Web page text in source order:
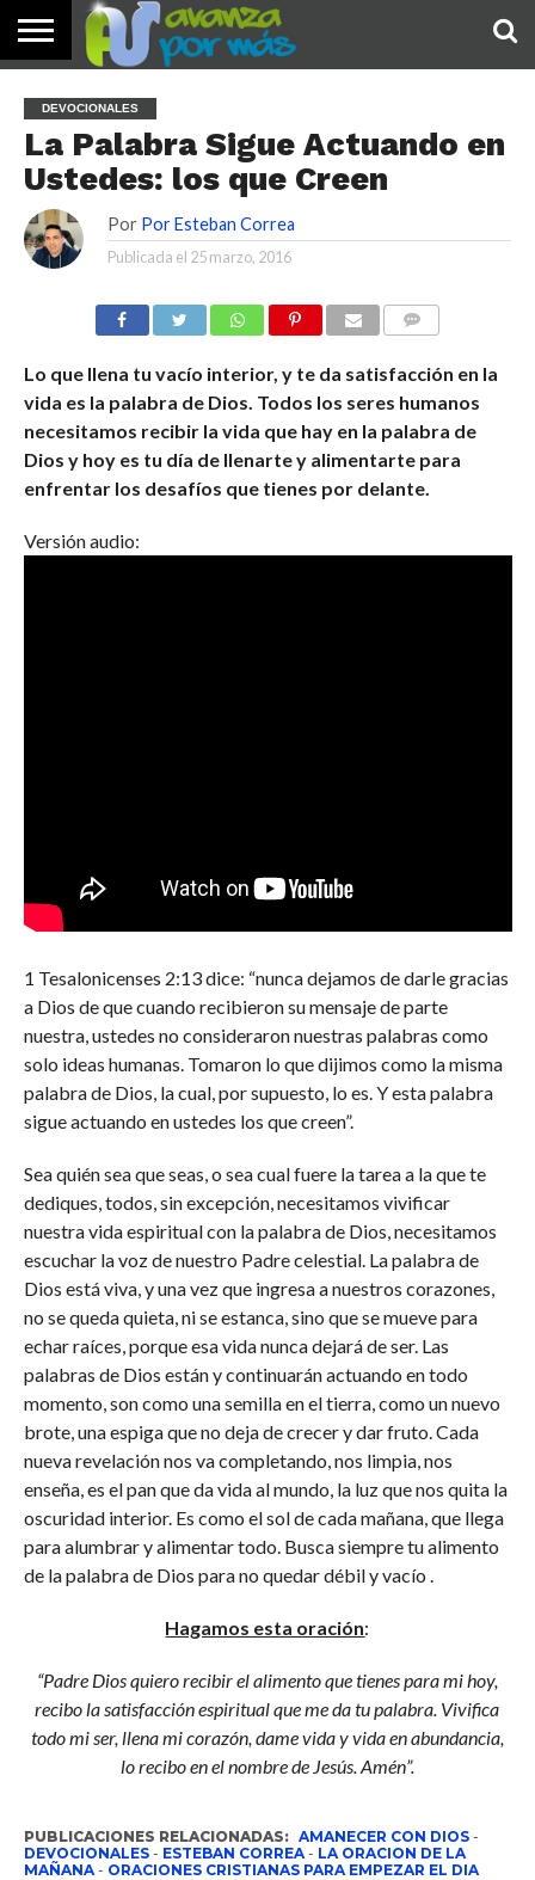
PALABRA
DE HOY
DEVOCIONALES
NOTICIAS
TESTIMONIOS
ORACIONES
SOBRE
NOSOTROS
IMÁGENES
DEVOCIONALES
La Palabra Sigue Actuando en
Ustedes: los que Creen
Por Por Esteban Correa
Publicada el 25 marzo, 2016
Lo que llena tu vacío interior, y te da satisfacción en la
vida es la palabra de Dios. Todos los seres humanos
necesitamos recibir la vida que hay en la palabra de
Dios y hoy es tu día de llenarte y alimentarte para
enfrentar los desafíos que tienes por delante.
Versión audio:
1 Tesalonicenses 2:13 dice: “nunca dejamos de darle gracias
a Dios de que cuando recibieron su mensaje de parte
nuestra, ustedes no consideraron nuestras palabras como
solo ideas humanas. Tomaron lo que dijimos como la misma
palabra de Dios, la cual, por supuesto, lo es. Y esta palabra
sigue actuando en ustedes los que creen”.
Sea quién sea que seas, o sea cual fuere la tarea a la que te
dediques, todos, sin excepción, necesitamos vivificar
nuestra vida espiritual con la palabra de Dios, necesitamos
escuchar la voz de nuestro Padre celestial. La palabra de
Dios está viva, y una vez que ingresa a nuestros corazones,
no se queda quieta, ni se estanca, sino que se mueve para
echar raíces, porque esa vida nunca dejará de ser. Las
palabras de Dios están y continuarán actuando en todo
momento, son como una semilla en el tierra, como un nuevo
brote, una espiga que no deja de crecer y dar fruto. Cada
nueva revelación nos va completando, nos limpia, nos
enseña, es el pan que da vida al mundo, la luz que nos quita la
oscuridad interior. Es como el sol de cada mañana, que llega
para alumbrar y alimentar todo. Busca siempre tu alimento
de la palabra de Dios para no quedar débil y vacío .
Hagamos esta oración:
“Padre Dios quiero recibir el alimento que tienes para mi hoy,
recibo la satisfacción espiritual que me da tu palabra. Vivifica
todo mi ser, llena mi corazón, dame vida y vida en abundancia,
lo recibo en el nombre de Jesús. Amén”.
PUBLICACIONES RELACIONADAS: AMANECER CON DIOS-
DEVOCIONALES- ESTEBAN CORREA- LA ORACION DE LA
MAÑANA- ORACIONES CRISTIANAS PARA EMPEZAR EL DIA